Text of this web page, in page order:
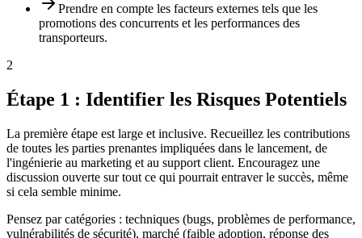
Prendre en compte les facteurs externes tels que les
promotions des concurrents et les performances des
transporteurs.
2
Étape 1 : Identifier les Risques Potentiels
La première étape est large et inclusive. Recueillez les contributions
de toutes les parties prenantes impliquées dans le lancement, de
l'ingénierie au marketing et au support client. Encouragez une
discussion ouverte sur tout ce qui pourrait entraver le succès, même
si cela semble minime.
Pensez par catégories : techniques (bugs, problèmes de performance,
vulnérabilités de sécurité), marché (faible adoption, réponse des